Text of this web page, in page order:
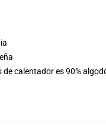
calentador es 90%